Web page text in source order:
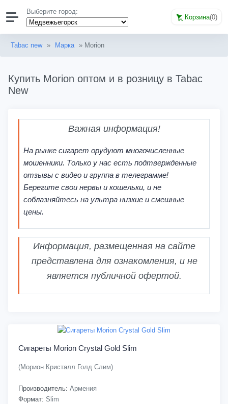
Выберите город:
Корзина(0)
Tabac new » Марка » Morion
Купить Morion оптом и в розницу в Tabac
New
Важная информация!
На рынке сигарет орудуют многочисленные
мошенники. Только у нас есть подтвержденные
отзывы с видео и группа в телеграмме!
Берегите свои нервы и кошельки, и не
соблазняйтесь на ультра низкие и смешные
цены.
Информация, размещенная на сайте
представлена для ознакомления, и не
является публичной офертой.
Сигареты Morion Crystal Gold Slim
(Морион Кристалл Голд Слим)
Производитель: Армения
Формат: Slim